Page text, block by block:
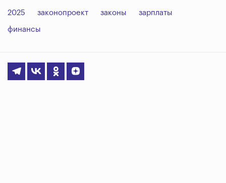
2025 законопроект законы зарплаты
финансы